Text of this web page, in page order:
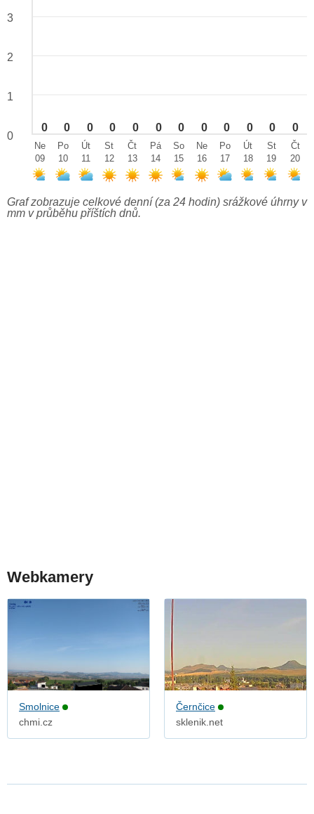
0 0 0 0 0 0 0 0 0 0 0 0
3
2
1
0
Ne
09
Po
10
Út
11
St
12
Čt
13
Pá
14
So
15
Ne
16
Po
17
Út
18
St
19
Čt
20
Graf zobrazuje celkové denní (za 24 hodin) srážkové úhrny v
mm v průběhu příštích dnů.
Webkamery
Smolnice
chmi.cz
Černčice
sklenik.net